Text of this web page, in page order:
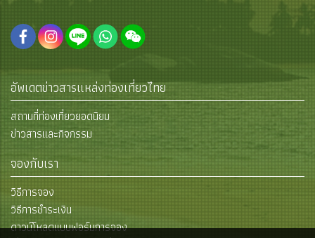
อัพเดตข่าวสารแหล่งท่องเที่ยวไทย
สถานที่ท่องเที่ยวยอดนิยม
ข่าวสารและกิจกรรม
จองกับเรา
วิธีการจอง
วิธีการชำระเงิน
ดาวน์โหลดแบบฟอร์มการจอง